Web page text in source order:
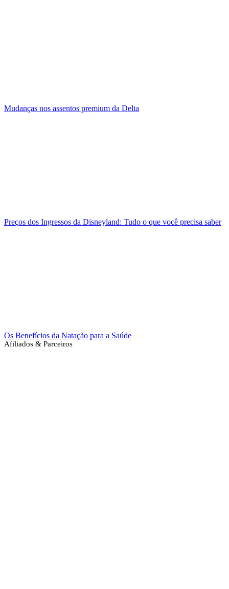
Mudanças nos assentos premium da Delta
Preços dos Ingressos da Disneyland: Tudo o que você precisa saber
Os Benefícios da Natação para a Saúde
Afiliados & Parceiros